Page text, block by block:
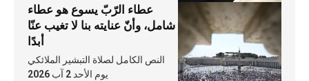
عطاء الرّبّ يسوع هو عطاء
شامل، وأنّ عنايته بنا لا تغيب عنّا
أبدًا
النص الكامل لصلاة التبشير الملائكي
يوم الأحد 2 آب 2026